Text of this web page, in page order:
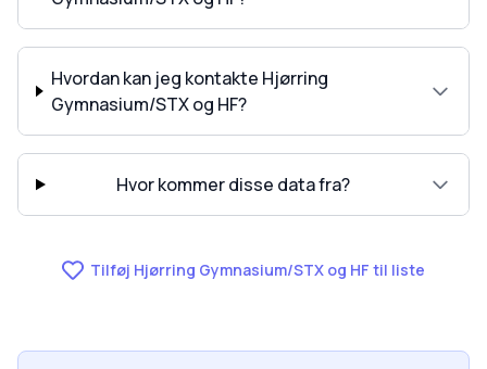
Hvordan kan jeg kontakte Hjørring
Gymnasium/STX og HF?
Hvor kommer disse data fra?
Tilføj Hjørring Gymnasium/STX og HF til liste